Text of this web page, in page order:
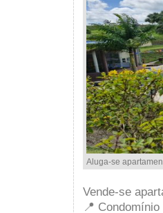
Aluga-se
Vende-se
📍